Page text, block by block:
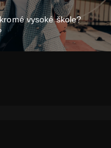
vysoké škole?